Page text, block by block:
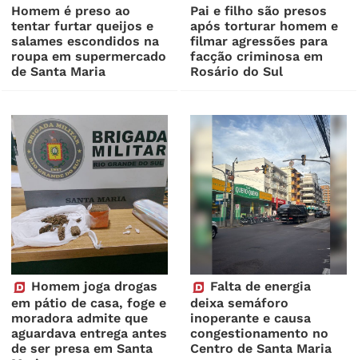
Homem é preso ao
tentar furtar queijos e
salames escondidos na
roupa em supermercado
de Santa Maria
Pai e filho são presos
após torturar homem e
filmar agressões para
facção criminosa em
Rosário do Sul
Homem joga drogas
em pátio de casa, foge e
moradora admite que
aguardava entrega antes
de ser presa em Santa
Falta de energia
deixa semáforo
inoperante e causa
congestionamento no
Centro de Santa Maria